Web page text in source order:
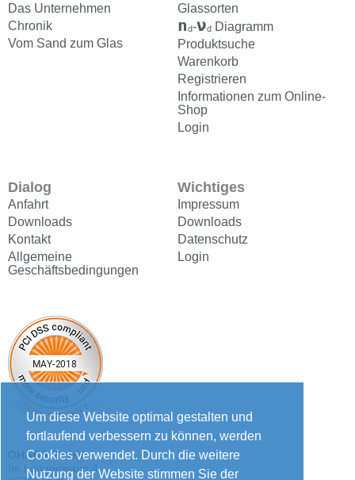
Um diese Website optimal gestalten und
fortlaufend verbessern zu können, werden
Cookies verwendet. Durch die weitere
Nutzung der Website stimmen Sie der
Das Unternehmen
Chronik
Vom Sand zum Glas
Glassorten
nd-νd Diagramm
Produktsuche
Warenkorb
Registrieren
Informationen zum Online-
Shop
Login
Dialog
Anfahrt
Downloads
Kontakt
Allgemeine
Geschäftsbedingungen
Wichtiges
Impressum
Downloads
Datenschutz
Login
OHARA GmbH
Im Langgewann 4